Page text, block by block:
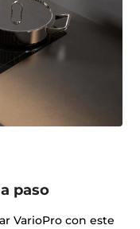
paso
VarioPro con este